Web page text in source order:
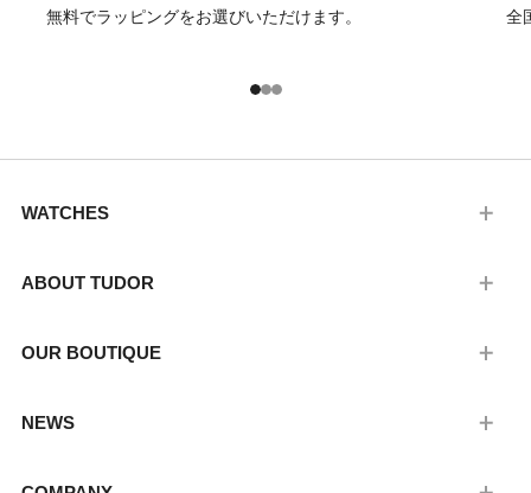
無料でラッピングをお選びいただけます。 全
WATCHES
ABOUT TUDOR
OUR BOUTIQUE
NEWS